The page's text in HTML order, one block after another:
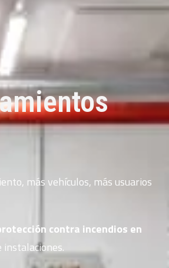
más vehículos, más usuarios
contra incendios en